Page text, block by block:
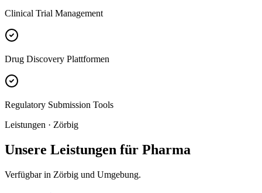
Clinical Trial Management
Drug Discovery Plattformen
Regulatory Submission Tools
Leistungen · Zörbig
Unsere Leistungen für Pharma
Verfügbar in Zörbig und Umgebung.